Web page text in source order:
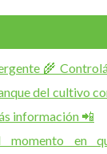
momento en